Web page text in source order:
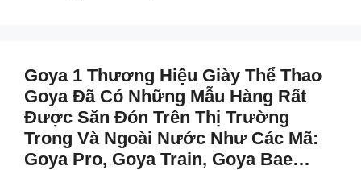
Goya 1 Thương Hiệu Giày Thể Thao
Goya Đã Có Những Mẫu Hàng Rất
Được Săn Đón Trên Thị Trường
Trong Và Ngoài Nước Như Các Mã:
Goya Pro, Goya Train, Goya Bae…